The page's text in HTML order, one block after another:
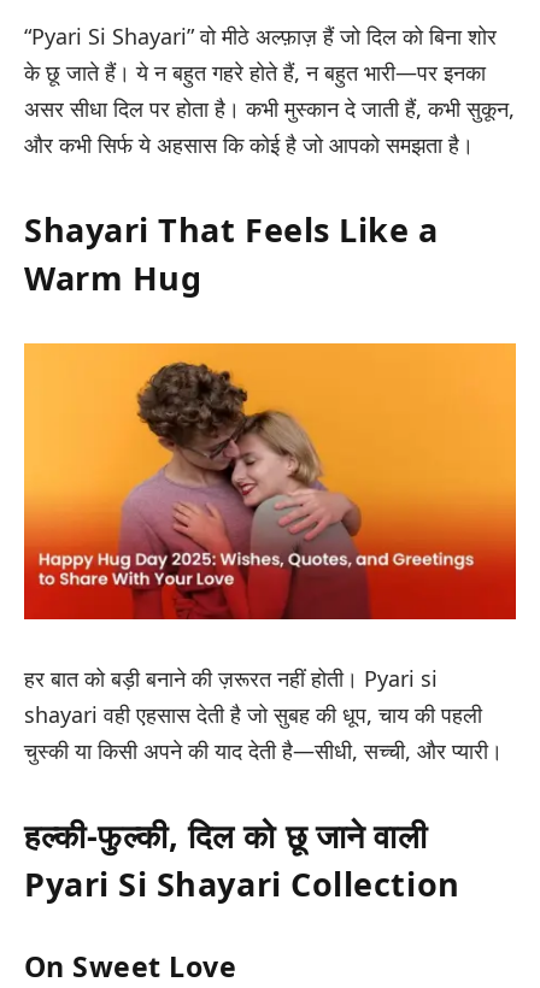
“Pyari Si Shayari”वो मीठे अल्फ़ाज़ हैं जो दिल को बिना शोर
के छू जाते हैं। ये न बहुत गहरे होते हैं, न बहुत भारी—पर इनका
असर सीधा दिल पर होता है। कभी मुस्कान दे जाती हैं, कभी सुकून,
और कभी सिर्फ ये अहसास कि कोई है जो आपको समझता है।
Shayari That Feels Like a
Warm Hug
हर बात को बड़ी बनाने की ज़रूरत नहीं होती। Pyari si
shayari वही एहसास देती है जो सुबह की धूप, चाय की पहली
चुस्की या किसी अपने की याद देती है—सीधी, सच्ची, और प्यारी।
हल्की-फुल्की, दिल को छू जाने वाली
Pyari Si Shayari Collection
On Sweet Love